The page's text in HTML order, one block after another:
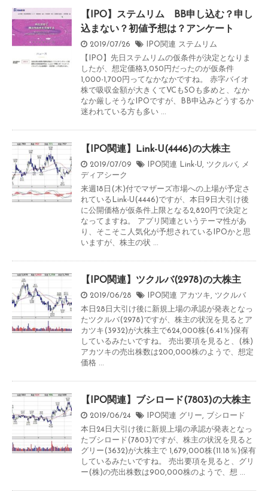
【IPO】ステムリム BB申し込む？申し
込まない？初値予想は？アンケート
2019/07/26 IPO関連 ステムリム
【IPO】先日ステムリムの仮条件が決定となりま
したが、想定価格3,050円だったのが仮条件
1,000-1,700円ってなかなかですね。 赤字バイオ
株で吸収金額が大きくてVCもSOも多めと、なか
なか厳しそうなIPOですが、BB申込みどうするか
迷われている方も多い ...
【IPO関連】Link-U(4446)の大株主
2019/07/09 IPO関連 Link-U, ツクルバ, メ
ディアシーク
来週18日(木)付でマザーズ市場への上場が予定さ
れているLink-U(4446)ですが、本日9日大引け後
に公開価格が仮条件上限となる2,820円で決定と
なってますね。 アプリ関連というテーマ性があ
り、そこそこ人気化が予想されているIPOかと思
いますが、株主の状 ...
【IPO関連】ツクルバ(2978)の大株主
2019/06/28 IPO関連 アカツキ, ツクルバ
本日28日大引け後に新規上場の承認が発表となっ
たツクルバ(2978)ですが、株主の状況を見るとア
カツキ(3932)が大株主で624,000株(6.41％)保有
しているみたいですね。 売出要項を見ると、(株)
アカツキの売出株数は200,000株のようで、想定
価格 ...
【IPO関連】ブシロード(7803)の大株主
2019/06/24 IPO関連 グリー, ブシロード
本日24日大引け後に新規上場の承認が発表となっ
たブシロード(7803)ですが、株主の状況を見ると
グリー(3632)が大株主で 1,679,000株(11.18％)保有
しているみたいですね。 売出要項を見ると、グリ
ー(株)の売出株数は900,000株のようで、想 ...